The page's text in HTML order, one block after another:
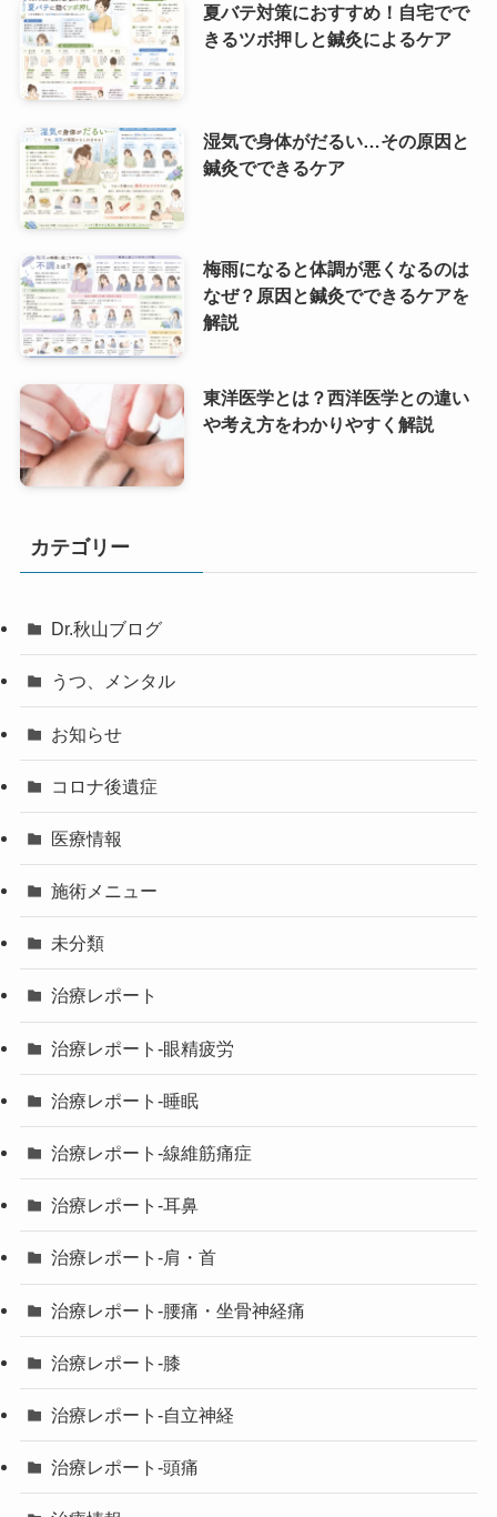
夏バテ対策におすすめ！自宅でで
きるツボ押しと鍼灸によるケア
湿気で身体がだるい…その原因と
鍼灸でできるケア
梅雨になると体調が悪くなるのは
なぜ？原因と鍼灸でできるケアを
解説
東洋医学とは？西洋医学との違い
や考え方をわかりやすく解説
カテゴリー
Dr.秋山ブログ
うつ、メンタル
お知らせ
コロナ後遺症
医療情報
施術メニュー
未分類
治療レポート
治療レポート-眼精疲労
治療レポート-睡眠
治療レポート-線維筋痛症
治療レポート-耳鼻
治療レポート-肩・首
治療レポート-腰痛・坐骨神経痛
治療レポート-膝
治療レポート-自立神経
治療レポート-頭痛